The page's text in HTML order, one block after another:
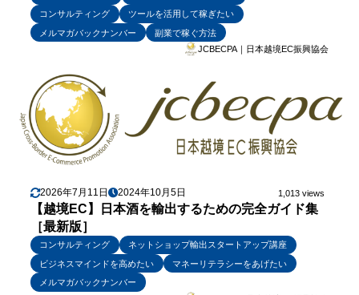
コンサルティング
ツールを活用して稼ぎたい
メルマガバックナンバー
副業で稼ぐ方法
JCBECPA｜日本越境EC振興協会
2026年7月11日 2024年10月5日 1,013 views
【越境EC】日本酒を輸出するための完全ガイド集
［最新版］
コンサルティング
ネットショップ輸出スタートアップ講座
ビジネスマインドを高めたい
マネーリテラシーをあげたい
メルマガバックナンバー